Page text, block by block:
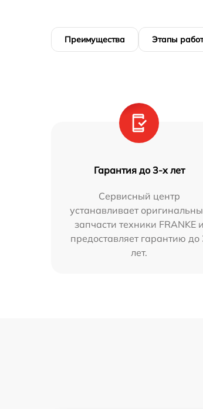
Преимущества Этапы работ
Гарантия до 3-х лет
Сервисный центр
устанавливает
запчасти техники FRANKE и
предоставляет гарантию до
лет.